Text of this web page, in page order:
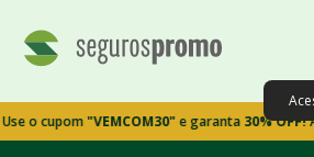
"VEMCOM30"e garanta30% OFF!